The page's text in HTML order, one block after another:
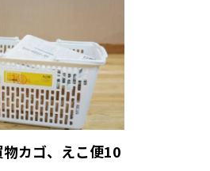
カゴ、えこ便10